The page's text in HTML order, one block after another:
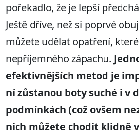
pořekadlo, že je lepší
Ještě dříve, než si poprvé
můžete udělat opatření,
nepříjemného zápachu.
efektivnějších metod je
ní zůstanou boty suché i v
podmínkách (což ovšem
nich můžete chodit klidně